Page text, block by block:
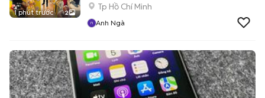
1 phút trước 2
Tp Hồ Chí Minh
Anh Ngà